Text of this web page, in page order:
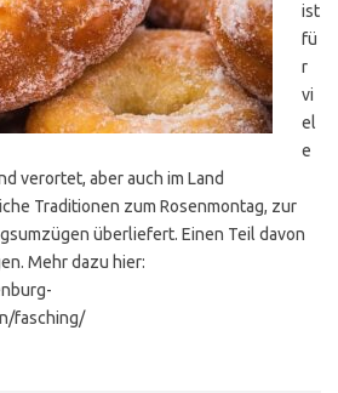
ist
fü
r
vi
el
e
verortet, aber auch im Land
Traditionen zum Rosenmontag, zur
überliefert. Einen Teil davon
Mehr dazu hier:
fasching/